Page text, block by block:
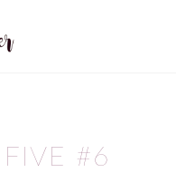
#6